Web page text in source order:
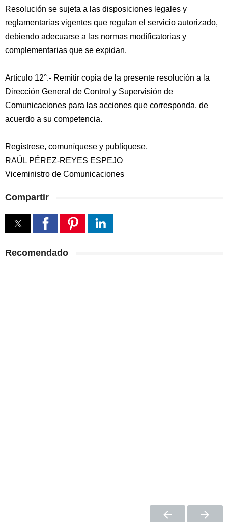
Resolución se sujeta a las disposiciones legales y
reglamentarias vigentes que regulan el servicio autorizado,
debiendo adecuarse a las normas modificatorias y
complementarias que se expidan.
Artículo 12°.- Remitir copia de la presente resolución a la
Dirección General de Control y Supervisión de
Comunicaciones para las acciones que corresponda, de
acuerdo a su competencia.
Regístrese, comuníquese y publíquese,
RAÚL PÉREZ-REYES ESPEJO
Viceministro de Comunicaciones
Compartir
Recomendado